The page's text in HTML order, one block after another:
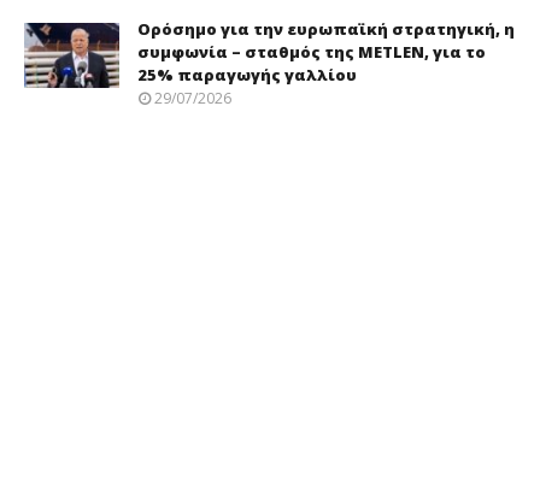
Ορόσημο για την ευρωπαϊκή στρατηγική, η
συμφωνία – σταθμός της METLEN, για το
25% παραγωγής γαλλίου
29/07/2026